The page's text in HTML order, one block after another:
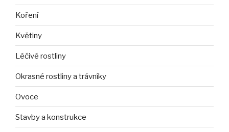
Koření
Květiny
Léčivé rostliny
Okrasné rostliny a trávníky
Ovoce
Stavby a konstrukce